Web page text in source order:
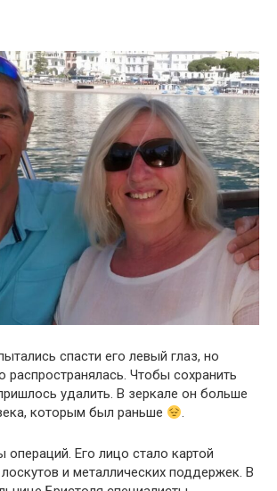
спасти его левый глаз, но
распространялась. Чтобы сохранить
удалить. В зеркале он больше
которым был раньше
.
операций. Его лицо стало картой
и металлических поддержек. В